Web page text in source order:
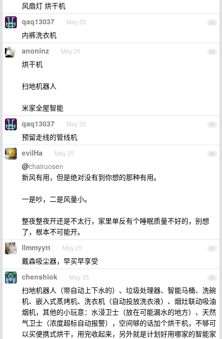
风扇灯 烘干机
63
qaq13037 May 25
内裤洗衣机
64
anoninz May 25
烘干机
扫地机器人
米家全屋智能
65
qaq13037 May 25
预留走线的管线机
66
evilHa May 25
@chairuosen
新风有用，但是绝对没有到你想的那种有用。
一是吵，二是风量小。
整夜整夜开还是不太行，家里单反有个睡眠质量不好的，别想
了，根本不可能开。
67
llmmyytt May 25
戴森吸尘器，早买早享受
68
chenshiok May 25
扫地机器人（带自动上下水的）、垃圾处理器、智能马桶、洗碗
机、嵌入式蒸烤机、洗衣机（自动投放洗衣液）、烟灶联动吸油
烟机，其他的小玩意：水浸卫士（放在可能漏水的地方）、天然
气卫士（浓度超标自动报警），空间够的话加个烘干机，不够可
以买便携式烘干，用完收起来，另外就是计划好用哪家的智能家